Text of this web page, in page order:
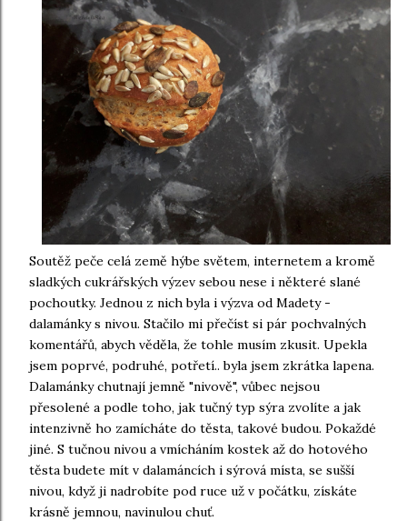
Soutěž peče celá země hýbe světem, internetem a kromě
sladkých cukrářských výzev sebou nese i některé slané
pochoutky. Jednou z nich byla i výzva od Madety -
dalamánky s nivou. Stačilo mi přečíst si pár pochvalných
komentářů, abych věděla, že tohle musím zkusit. Upekla
jsem poprvé, podruhé, potřetí.. byla jsem zkrátka lapena.
Dalamánky chutnají jemně "nivově", vůbec nejsou
přesolené a podle toho, jak tučný typ sýra zvolíte a jak
intenzivně ho zamícháte do těsta, takové budou. Pokaždé
jiné. S tučnou nivou a vmícháním kostek až do hotového
těsta budete mít v dalamáncích i sýrová místa, se sušší
nivou, když ji nadrobíte pod ruce už v počátku, získáte
krásně jemnou, navinulou chuť.